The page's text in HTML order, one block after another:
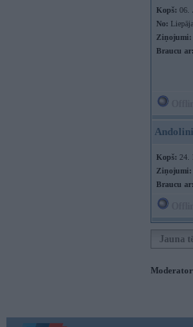
Kopš: 06.
No: Liepāja
Ziņojumi:
Braucu ar:
Andolini
Kopš: 24.
Ziņojumi:
Braucu ar:
Jauna